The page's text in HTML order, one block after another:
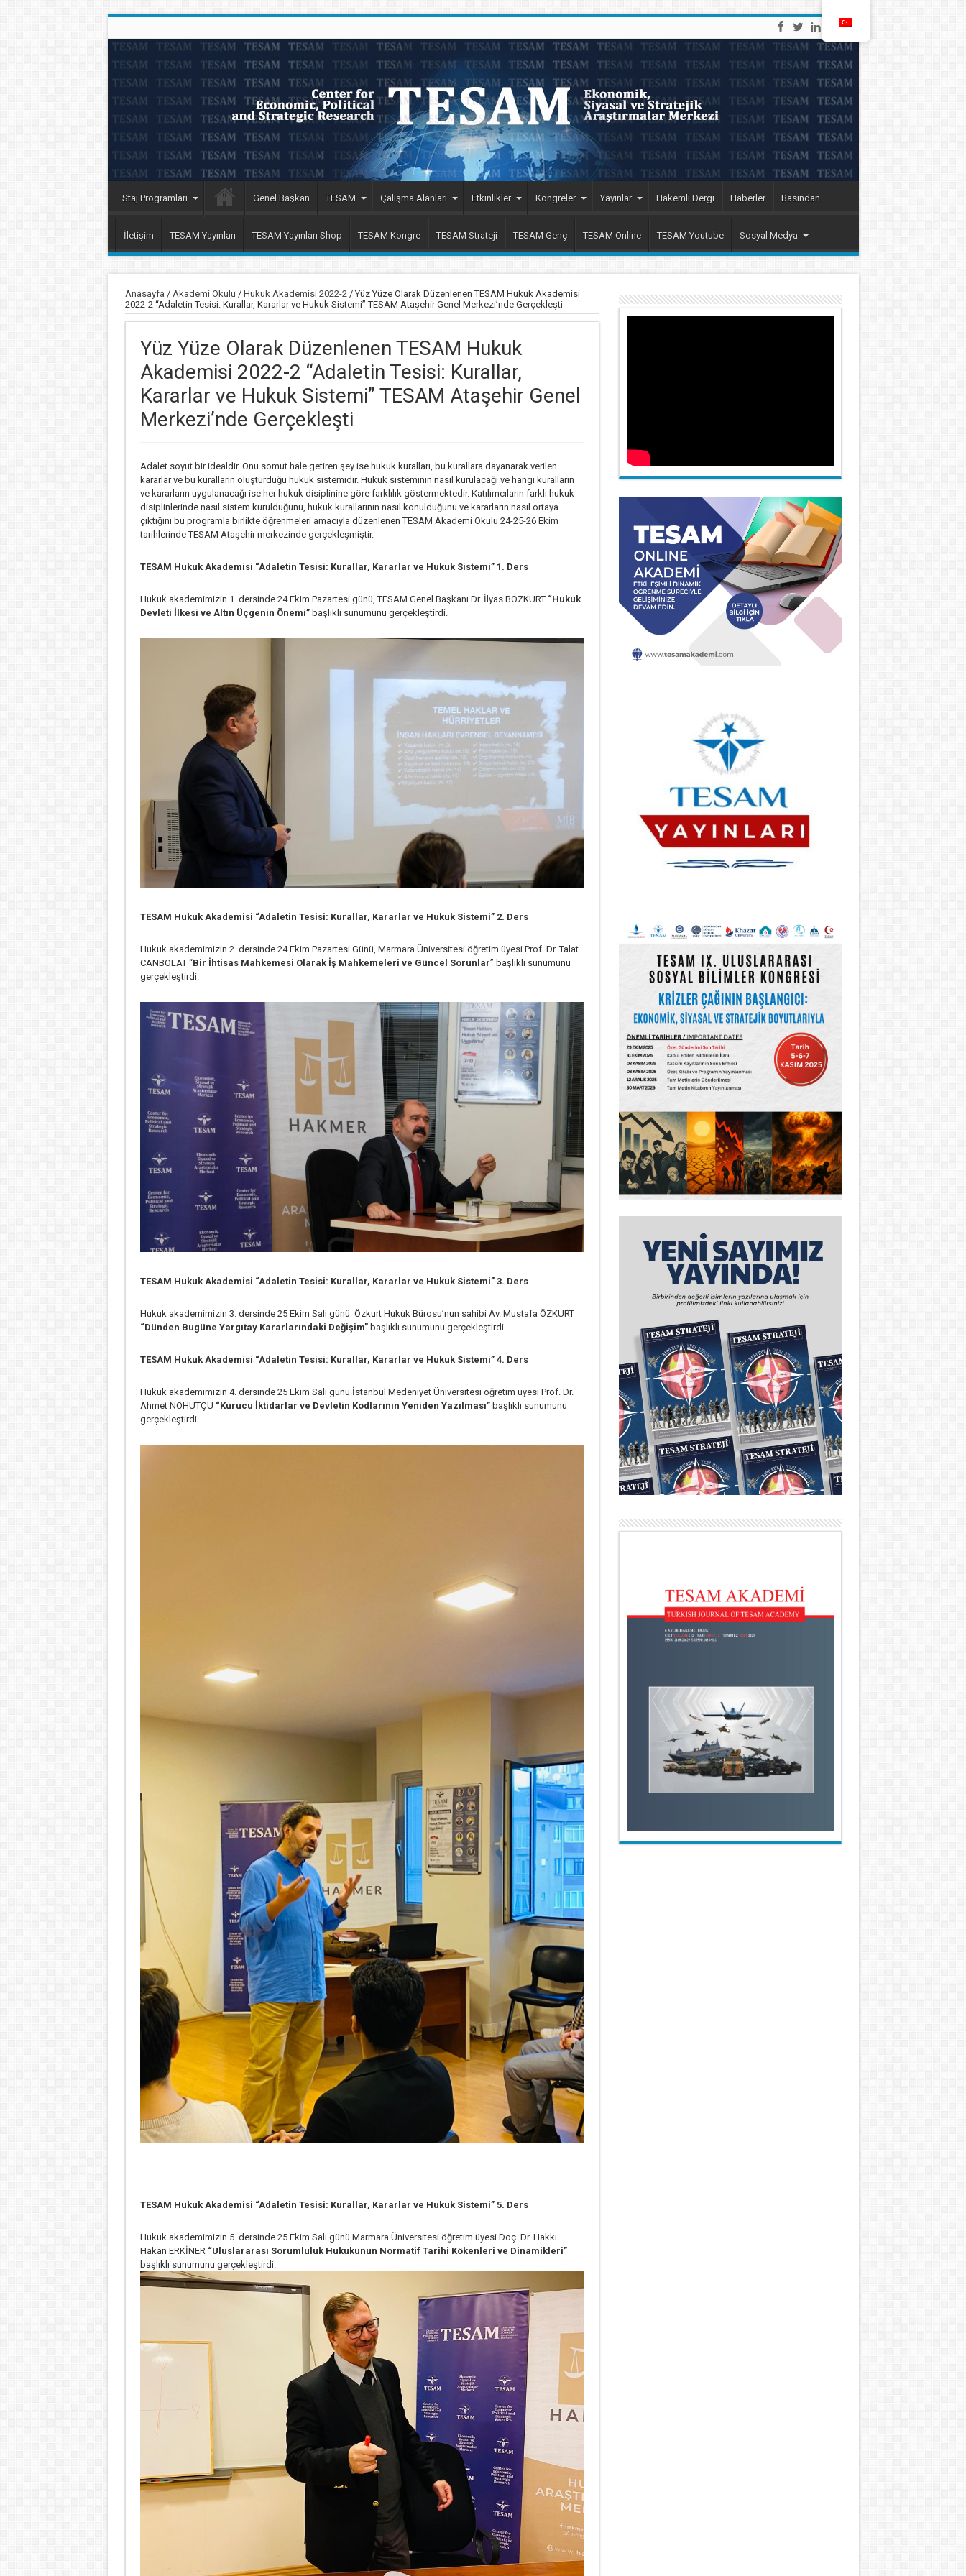
Staj Programları Genel Başkan TESAM Çalışma Alanları Etkinlikler Kongreler Yayınlar Hakemli Dergi Haberler Basından
İletişim TESAM Yayınları TESAM Yayınları Shop TESAM Kongre TESAM Strateji TESAM Genç TESAM Online TESAM Youtube Sosyal Medya
Anasayfa / Akademi Okulu / Hukuk Akademisi 2022-2/Yüz Yüze Olarak Düzenlenen TESAM Hukuk Akademisi
2022-2 “Adaletin Tesisi: Kurallar, Kararlar ve Hukuk Sistemi” TESAM Ataşehir Genel Merkezi’nde Gerçekleşti
Yüz Yüze Olarak Düzenlenen TESAM Hukuk
Akademisi 2022-2 “Adaletin Tesisi: Kurallar,
Kararlar ve Hukuk Sistemi” TESAM Ataşehir Genel
Merkezi’nde Gerçekleşti
Adalet soyut bir idealdir. Onu somut hale getiren şey ise hukuk kuralları, bu kurallara dayanarak verilen
kararlar ve bu kuralların oluşturduğu hukuk sistemidir. Hukuk sisteminin nasıl kurulacağı ve hangi kuralların
ve kararların uygulanacağı ise her hukuk disiplinine göre farklılık göstermektedir. Katılımcıların farklı hukuk
disiplinlerinde nasıl sistem kurulduğunu, hukuk kurallarının nasıl konulduğunu ve kararların nasıl ortaya
çıktığını bu programla birlikte öğrenmeleri amacıyla düzenlenen TESAM Akademi Okulu 24-25-26 Ekim
tarihlerinde TESAM Ataşehir merkezinde gerçekleşmiştir.
TESAM Hukuk Akademisi “Adaletin Tesisi: Kurallar, Kararlar ve Hukuk Sistemi” 1. Ders
Hukuk akademimizin 1. dersinde 24 Ekim Pazartesi günü, TESAM Genel Başkanı Dr. İlyas BOZKURT “Hukuk
Devleti İlkesi ve Altın Üçgenin Önemi”başlıklı sunumunu gerçekleştirdi.
TESAM Hukuk Akademisi “Adaletin Tesisi: Kurallar, Kararlar ve Hukuk Sistemi” 2. Ders
Hukuk akademimizin 2. dersinde 24 Ekim Pazartesi Günü, Marmara Üniversitesi öğretim üyesi Prof. Dr. Talat
CANBOLAT “Bir İhtisas Mahkemesi Olarak İş Mahkemeleri ve Güncel Sorunlar” başlıklı sunumunu
gerçekleştirdi.
TESAM Hukuk Akademisi “Adaletin Tesisi: Kurallar, Kararlar ve Hukuk Sistemi” 3. Ders
Hukuk akademimizin 3. dersinde 25 Ekim Salı günü Özkurt Hukuk Bürosu’nun sahibi Av. Mustafa ÖZKURT
“Dünden Bugüne Yargıtay Kararlarındaki Değişim”başlıklı sunumunu gerçekleştirdi.
TESAM Hukuk Akademisi “Adaletin Tesisi: Kurallar, Kararlar ve Hukuk Sistemi” 4. Ders
Hukuk akademimizin 4. dersinde 25 Ekim Salı günü İstanbul Medeniyet Üniversitesi öğretim üyesi Prof. Dr.
Ahmet NOHUTÇU “Kurucu İktidarlar ve Devletin Kodlarının Yeniden Yazılması”başlıklı sunumunu
gerçekleştirdi.
TESAM Hukuk Akademisi “Adaletin Tesisi: Kurallar, Kararlar ve Hukuk Sistemi” 5. Ders
Hukuk akademimizin 5. dersinde 25 Ekim Salı günü Marmara Üniversitesi öğretim üyesi Doç. Dr. Hakkı
Hakan ERKİNER “Uluslararası Sorumluluk Hukukunun Normatif Tarihi Kökenleri ve Dinamikleri”
başlıklı sunumunu gerçekleştirdi.